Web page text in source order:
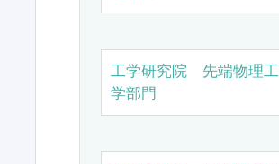
工学研究院 先端物理工
学部門